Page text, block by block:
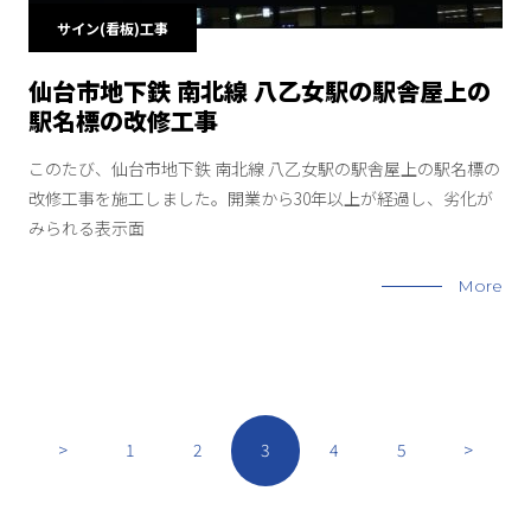
サイン(看板)工事
仙台市地下鉄 南北線 八乙女駅の駅舎屋上の
駅名標の改修工事
このたび、仙台市地下鉄 南北線 八乙女駅の駅舎屋上の駅名標の
改修工事を施工しました。開業から30年以上が経過し、劣化が
みられる表示面
More
> 1 2 3 4 5 >